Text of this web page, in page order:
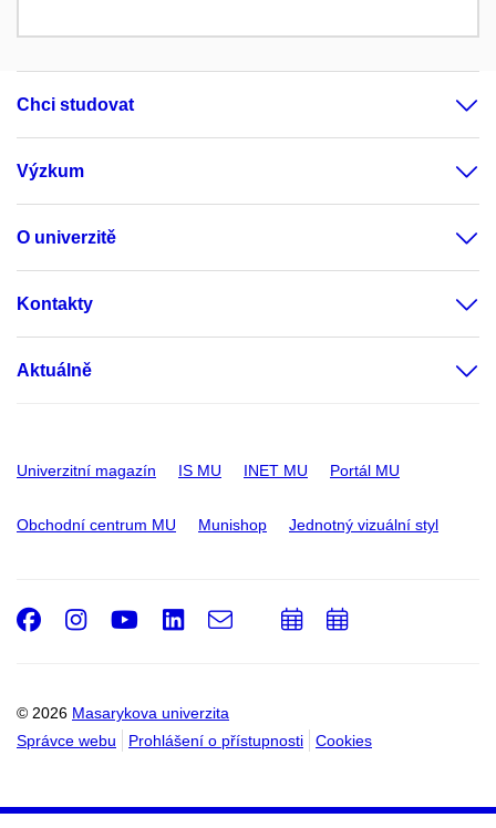
Chci studovat
Výzkum
O univerzitě
Kontakty
Aktuálně
Univerzitní magazín IS MU INET MU Portál MU
Obchodní centrum MU Munishop Jednotný vizuální styl
© 2026 Masarykova univerzita
Správce webu
Prohlášení o přístupnosti Cookies
Facebook
Instagram
Youtube
LinkedIn
e-
PřidatPřidat